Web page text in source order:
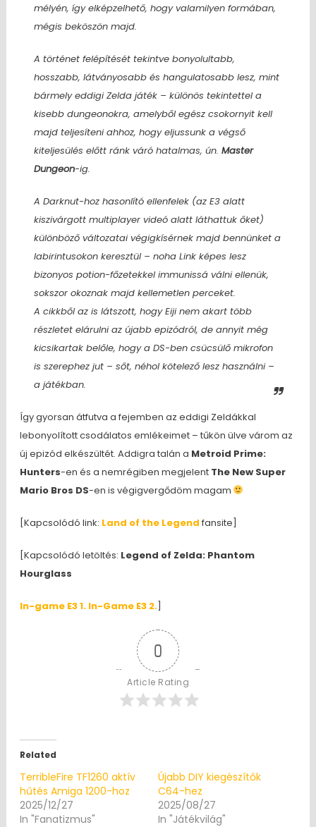
mélyén, így elképzelhető, hogy valamilyen formában,
mégis beköszön majd.
A történet felépítését tekintve bonyolultabb,
hosszabb, látványosabb és hangulatosabb lesz, mint
bármely eddigi Zelda játék – különös tekintettel a
kisebb dungeonokra, amelyből egész csokornyit kell
majd teljesíteni ahhoz, hogy eljussunk a végső
kiteljesülés előtt ránk váró hatalmas, ún. Master
Dungeon-ig.
A Darknut-hoz hasonlító ellenfelek (az E3 alatt
kiszivárgott multiplayer videó alatt láthattuk őket)
különböző változatai végigkísérnek majd bennünket a
labirintusokon keresztül – noha Link képes lesz
bizonyos potion-főzetekkel immunissá válni ellenük,
sokszor okoznak majd kellemetlen perceket.
A cikkből az is látszott, hogy Eiji nem akart több
részletet elárulni az újabb epizódról, de annyit még
kicsikartak belőle, hogy a DS-ben csücsülő mikrofon
is szerephez jut – sőt, néhol kötelező lesz használni –
a játékban.
Így gyorsan átfutva a fejemben az eddigi Zeldákkal
lebonyolított csodálatos emlékeimet – tűkön ülve várom az
új epizód elkészültét. Addigra talán a Metroid Prime:
Hunters-en és a nemrégiben megjelent The New Super
Mario Bros DS-en is végigvergődöm magam
[Kapcsolódó link: Land of the Legend fansite]
[Kapcsolódó letöltés: Legend of Zelda: Phantom
Hourglass
In-game E3 1. In-Game E3 2.]
0
Article Rating
Related
TerribleFire TF1260 aktív
hűtés Amiga 1200-hoz
2025/12/27
In "Fanatizmus"
Újabb DIY kiegészítők
C64-hez
2025/08/27
In "Játékvilág"